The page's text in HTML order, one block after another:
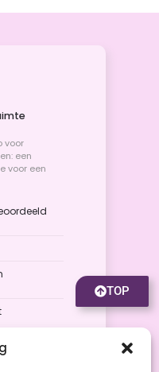
TOP
voor
een
voor een
de slag